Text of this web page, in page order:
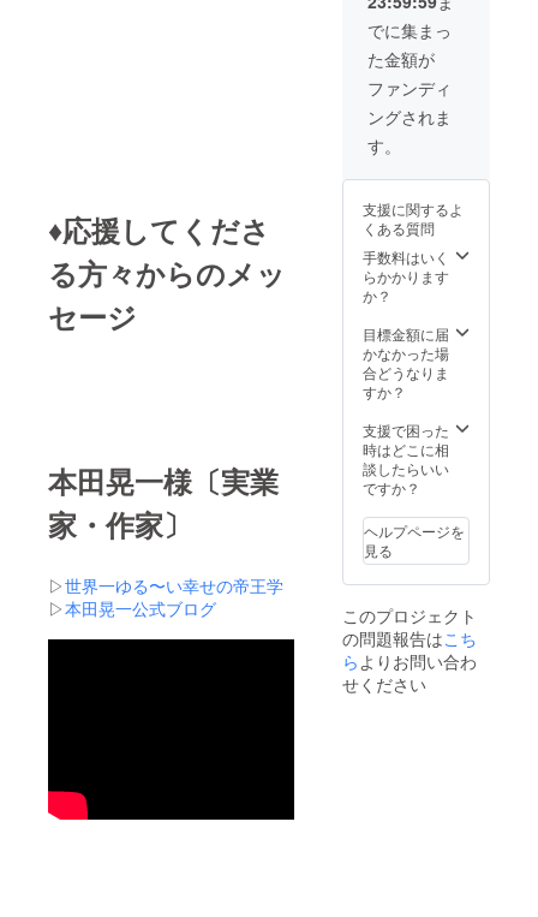
♦︎応援してくださ
る方々からのメッ
セージ
本田晃一様〔実業
家・作家〕
▷世界一ゆる〜い幸せの帝王学
▷本田晃一公式ブログ
がござ
いま
す。
うやっ
て自分
と向き
合って
きた
か？こ
入らな
いを叶
えるた
めの実
践ワー
ク付き
ト」で
す。効
果的な
使い方
動画付
きで
す！ こ
ちら国
に限り
お送り
いたし
ます。
計、集
客まで
をサ
ポート
しま
す。 12
間、月
オンラ
イン
ミー
ティン
グ実
頃の質
問は、
グルー
プ
トでご
相談い
ただけ
ます。
は、ご
自身の
書き込
み用と
に。 そ
してぜ
ひ、副
業・起
業を考
でに集まっ
た金額が
ファンディ
ングされま
す。
支援に関するよ
くある質問
手数料はいく
らかかります
か？
目標金額に届
かなかった場
合どうなりま
すか？
支援で困った
時はどこに相
談したらいい
ですか？
ヘルプページを
見る
このプロジェクト
の問題報告はこち
らよりお問い合わ
せください